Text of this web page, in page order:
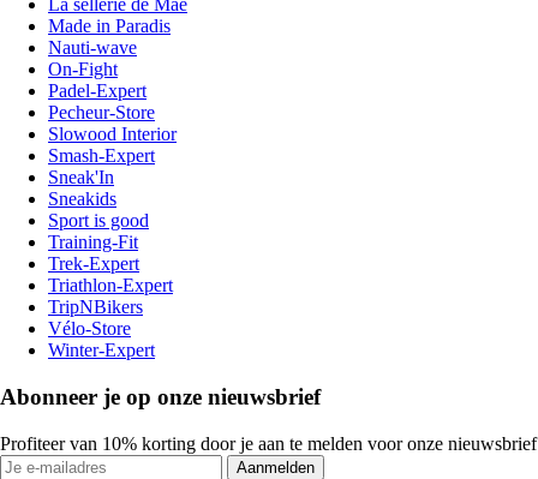
La sellerie de Maé
Made in Paradis
Nauti-wave
On-Fight
Padel-Expert
Pecheur-Store
Slowood Interior
Smash-Expert
Sneak'In
Sneakids
Sport is good
Training-Fit
Trek-Expert
Triathlon-Expert
TripNBikers
Vélo-Store
Winter-Expert
Abonneer je op onze nieuwsbrief
Profiteer van 10% korting door je aan te melden voor onze nieuwsbrief
Aanmelden